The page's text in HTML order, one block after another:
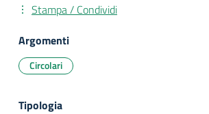
Stampa / Condividi
Argomenti
Circolari
Tipologia